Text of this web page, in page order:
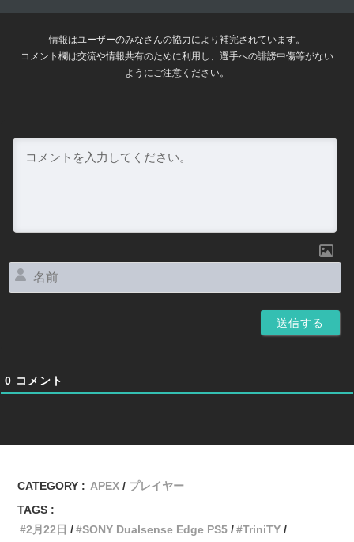
情報はユーザーのみなさんの協力により補完されています。
コメント欄は交流や情報共有のために利用し、選手への誹謗中傷等がない
ようにご注意ください。
0 コメント
CATEGORY : APEX
プレイヤー
TAGS :
2月22日
SONY Dualsense Edge PS5
TriniTY